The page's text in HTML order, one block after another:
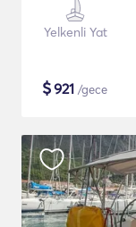
Yelkenli Yat
$921 /gece